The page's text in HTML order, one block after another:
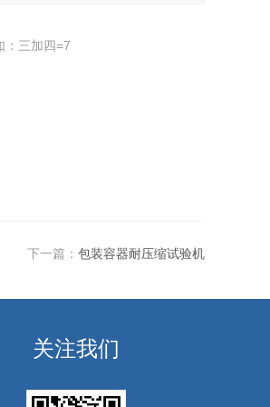
：三加四=7
下一篇： 包装容器耐压缩试验机
关注我们